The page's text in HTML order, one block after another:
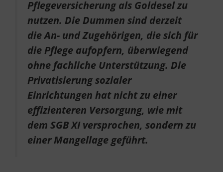
Pflegeversicherung als Goldesel zu
nutzen. Die Dummen sind derzeit
die An- und Zugehörigen, die sich für
die Pflege aufopfern, überwiegend
ohne fachliche Unterstützung. Die
Privatisierung sozialer
Einrichtungen hat nicht zu einer
effizienteren Versorgung, wie mit
dem SGB XI versprochen, sondern zu
einer Mangellage geführt.